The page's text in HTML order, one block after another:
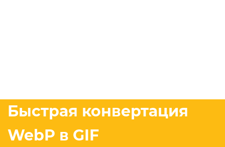
Быстрая конвертация
WebP в GIF